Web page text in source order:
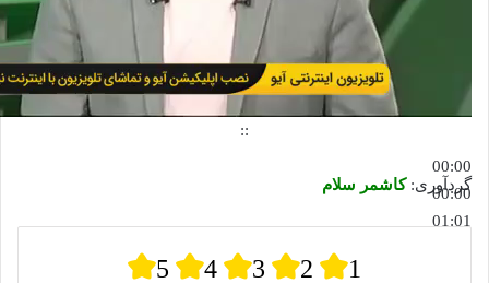
00:00
00:00
01:01
::
گردآوری:کاشمر سلام
5 4 3 2 1